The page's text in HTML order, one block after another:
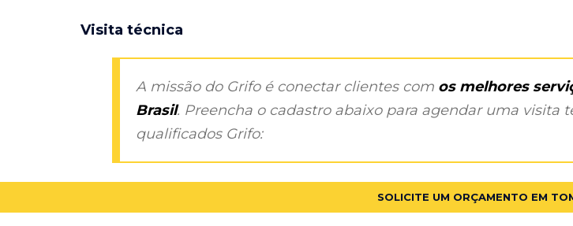
Visita técnica
A missão do Grifo é conectar clientes com os melhores
Brasil. Preencha o cadastro abaixo para agendar uma visita
qualificados Grifo:
SOLICITE UM ORÇAMENTO EM